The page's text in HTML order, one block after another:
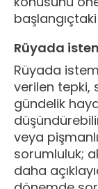
Rüyada
Rüyada
verilen tepki,
gündelik
veya
sorumluluk;
daha